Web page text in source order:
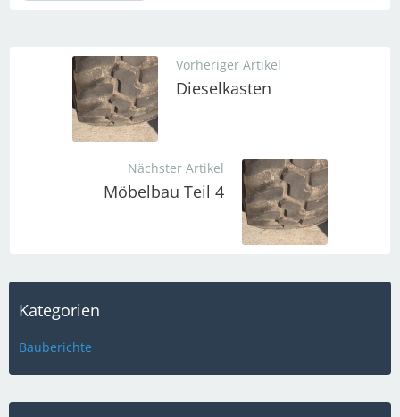
Vorheriger Artikel
Dieselkasten
Nächster Artikel
Möbelbau Teil 4
Kategorien
Bauberichte